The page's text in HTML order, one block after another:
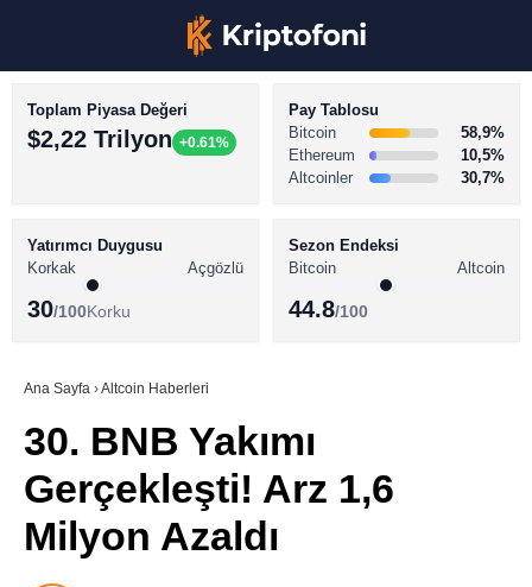
TikTok
BİTCOİN HABERLERİ
ALTCOİN HABERLERİ
SÖZLÜK
Toplam Piyasa Değeri
$2,22 Trilyon +0.61%
Pay Tablosu
Bitcoin
58,9%
Ethereum
10,5%
Altcoinler
30,7%
Yatırımcı Duygusu
Korkak
Açgözlü
30/100Korku
Sezon Endeksi
Bitcoin
Altcoin
44.8/100
Ana Sayfa ›Altcoin Haberleri
30. BNB Yakımı
Gerçekleşti! Arz 1,6
Milyon Azaldı